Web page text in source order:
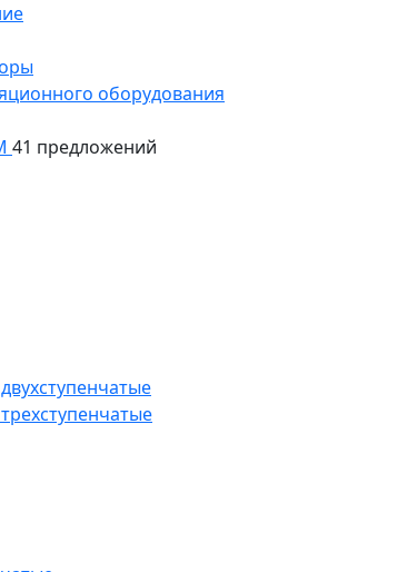
оборудования
41 предложений